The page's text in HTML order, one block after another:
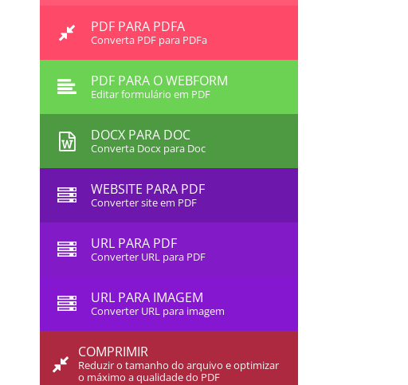
PDF PARA PDFA
Converta PDF para PDFa
PDF PARA O WEBFORM
Editar formulário em PDF
DOCX PARA DOC
Converta Docx para Doc
WEBSITE PARA PDF
Converter site em PDF
URL PARA PDF
Converter URL para PDF
URL PARA IMAGEM
Converter URL para imagem
COMPRIMIR
Reduzir o tamanho do arquivo e optimizar
o máximo a qualidade do PDF